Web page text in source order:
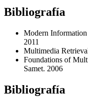
Bibliografía
Modern
2011
Multimedia
Foundations of
Samet. 2006
Bibliografía